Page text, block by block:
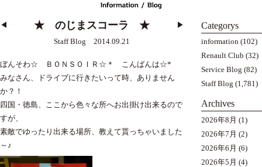
◀︎ ★ のじまスコーラ ★
Staff Blog 2014.09.21
▶︎
ぼんそわ☆ ＢＯＮＳＯＩＲ☆＊ こんばんは☆*
みなさん、ドライブに行きたいって時、ありません
か？！
四国・徳島、ここから色々な所へお出掛け出来るので
すが、
素敵でゆったり出来る場所、教えて貰っちゃいました
～♪
Categorys
information (102)
Renault Club (32)
Service Blog (82)
Staff Blog (1,781)
Archives
2026年8月 (1)
2026年7月 (2)
2026年6月 (6)
2026年5月 (4)